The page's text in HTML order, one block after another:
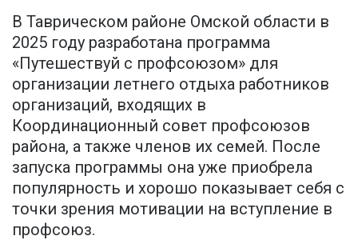
В Таврическом районе Омской области в
2025 году разработана программа
«Путешествуй с профсоюзом» для
организации летнего отдыха работников
организаций, входящих в
Координационный совет профсоюзов
района, а также членов их семей. После
запуска программы она уже приобрела
популярность и хорошо показывает себя с
точки зрения мотивации на вступление в
профсоюз.